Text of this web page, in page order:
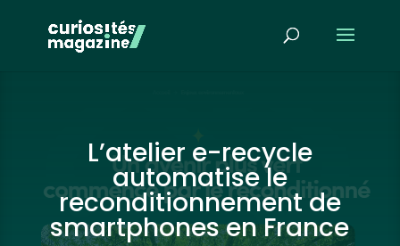
L’atelier e-recycle
automatise le
reconditionnement de
smartphones en France